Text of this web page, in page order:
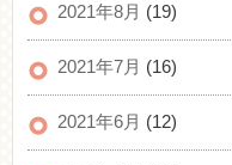
2021年8月 (19)
2021年7月 (16)
2021年6月 (12)